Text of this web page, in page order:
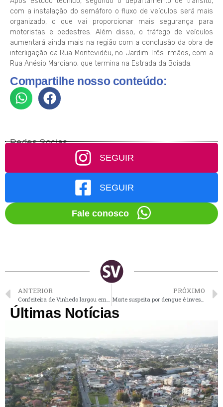
com a instalação do semáforo o fluxo de veículos será mais
organizado, o que vai proporcionar mais segurança para
motoristas e pedestres. Além disso, o tráfego de veículos
aumentará ainda mais na região com a conclusão da obra de
interligação da Rua Montevidéu, no Jardim Três Irmãos, com a
Rua Anésio Marciano, que termina na Estrada da Boiada.
Compartilhe nosso conteúdo:
Redes Socias
SEGUIR
SEGUIR
Fale conosco
ANTERIOR PRÓXIMO
Morte suspeita por dengue é investigada em Vinhedo
Últimas Notícias